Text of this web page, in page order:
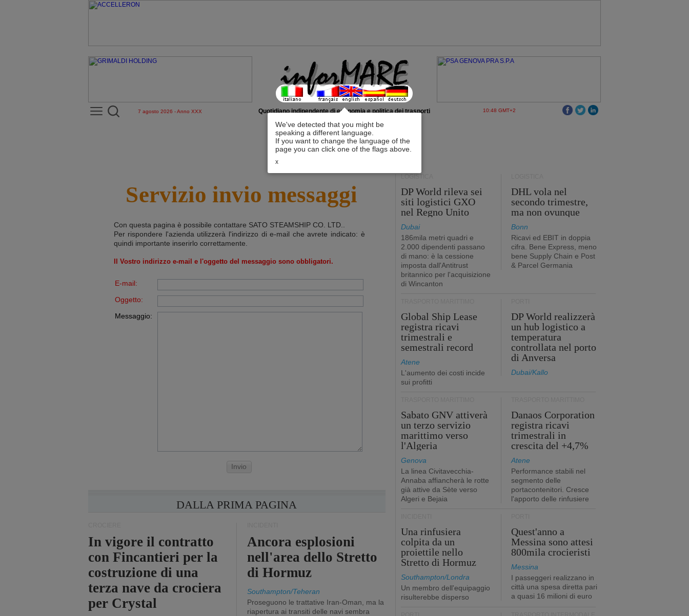
We've detected that you might be
speaking a different language.
If you want to change the language of the
page you can click one of the flags above.
x
7 agosto 2026 - Anno XXX Quotidiano indipendente di economia e politica dei trasporti 10:48 GMT+2
Servizio invio messaggi
Con questa pagina è possibile contattare SATO STEAMSHIP CO. LTD.
Per rispondere l'azienda utilizzerà l'indirizzo di e-mail che avrete indicato: è
quindi importante inserirlo correttamente.
Il Vostro indirizzo e-mail e l'oggetto del messaggio sono obbligatori.
E-mail:
Oggetto:
Messaggio:
Invio
DALLA PRIMA PAGINA
In vigore il contratto
con Fincantieri per la
costruzione di una
terza nave da crociera
per Crystal
Ancora esplosioni
nell'area dello Stretto
di Hormuz
Southampton/Teheran
Proseguono le trattative Iran-Oman, ma la
riapertura ai transiti delle navi sembra
LOGISTICA
DP World rileva sei
siti logistici GXO
nel Regno Unito
Dubai
186mila metri quadri e
2.000 dipendenti passano
di mano: è la cessione
imposta dall'Antitrust
britannico per l'acquisizione
di Wincanton
DHL vola nel
secondo trimestre,
ma non ovunque
Bonn
Ricavi ed EBIT in doppia
cifra. Bene Express, meno
bene Supply Chain e Post
& Parcel Germania
Global Ship Lease
registra ricavi
trimestrali e
semestrali record
Atene
L'aumento dei costi incide
sui profitti
DP World realizzerà
un hub logistico a
temperatura
controllata nel porto
di Anversa
Dubai/Kallo
Sabato GNV attiverà
un terzo servizio
marittimo verso
l'Algeria
Genova
La linea Civitavecchia-
Annaba affiancherà le rotte
già attive da Sète verso
Algeri e Bejaia
Danaos Corporation
registra ricavi
trimestrali in
crescita del +4,7%
Atene
Performance stabili nel
segmento delle
portacontenitori. Cresce
l'apporto delle rinfusiere
Una rinfusiera
colpita da un
proiettile nello
Stretto di Hormuz
Southampton/Londra
Un membro dell'equipaggio
risulterebbe disperso
Quest'anno a
Messina sono attesi
800mila crocieristi
Messina
I passeggeri realizzano in
città una spesa diretta pari
a quasi 16 milioni di euro